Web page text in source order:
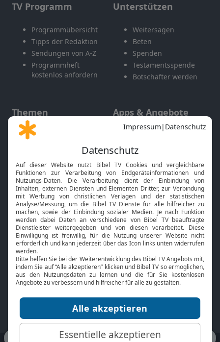
TV Programm
Programmübersicht
Tipps der Redaktion
Sendungen von A-Z
Programmheft
kostenlos anfordern
Unterstützen
Weitersagen
Beten
Spenden
Testamentsspende
Botschafter werden
Themen
Gott und Bibel erklärt
Neuigkeiten
Apps & Angebote
Mobile App
Smart TV
HbbTV
Bibelthek Online-Bibel
Nächster Gottesdienst
Bibel TV
Über uns
Jobs
Mediadaten
Service
Kontakt
TV-Empfang